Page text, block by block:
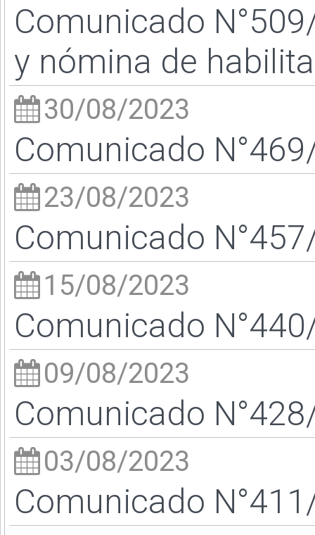
Comunicado
y nómina de
30/08/2023
Comunicado
23/08/2023
Comunicado
15/08/2023
Comunicado
09/08/2023
Comunicado
03/08/2023
Comunicado